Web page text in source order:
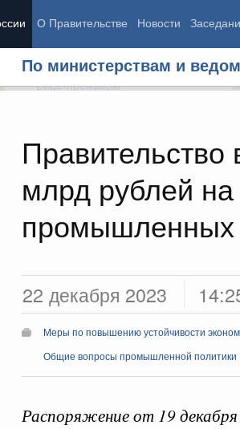
О Правительстве Новости
По министерствам и
млрд рублей
промышленных
22 декабря 2023
Меры по повышению устойчивости
Общие вопросы промышленной политики
Распоряжение от 19
Председатель Правительства
Вице-премьеры
Демография
Здоровье
Культура
Государственные программы